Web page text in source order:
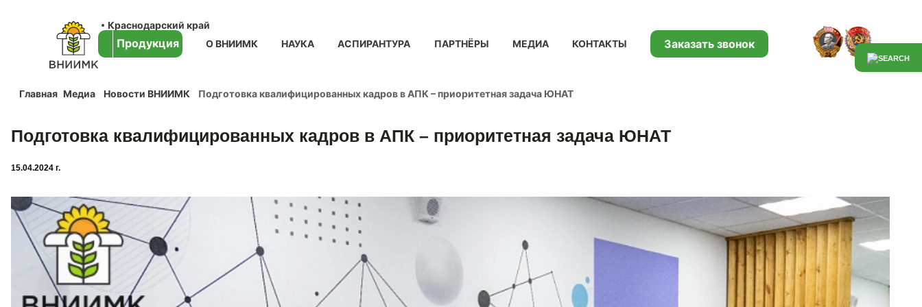
Краснодарский край
Продукция О ВНИИМК НАУКА АСПИРАНТУРА ПАРТНЁРЫ МЕДИА КОНТАКТЫ Заказать звонок
Главная Медиа Новости ВНИИМК Подготовка квалифицированных кадров в АПК – приоритетная задача ЮНАТ
Подготовка квалифицированных кадров в АПК – приоритетная задача ЮНАТ
15.04.2024 г.